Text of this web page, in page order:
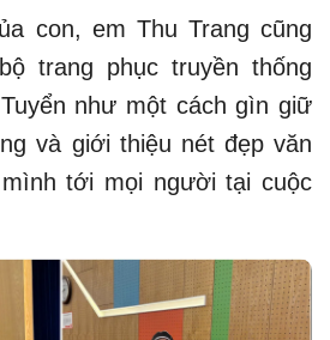
con, em Thu Trang cũng
trang phục truyền thống
như một cách gìn giữ
và giới thiệu nét đẹp văn
tới mọi người tại cuộc